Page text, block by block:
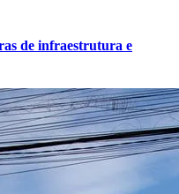
de infraestrutura e